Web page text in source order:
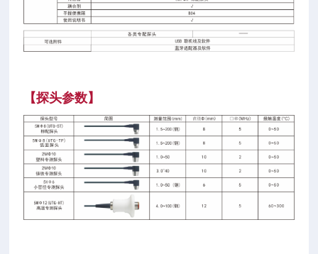
【探头参数】